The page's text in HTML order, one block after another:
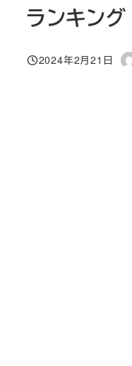
ランキング
投稿日
2024年2月21日
著